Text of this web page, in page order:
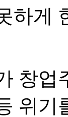
하게
창업
위기